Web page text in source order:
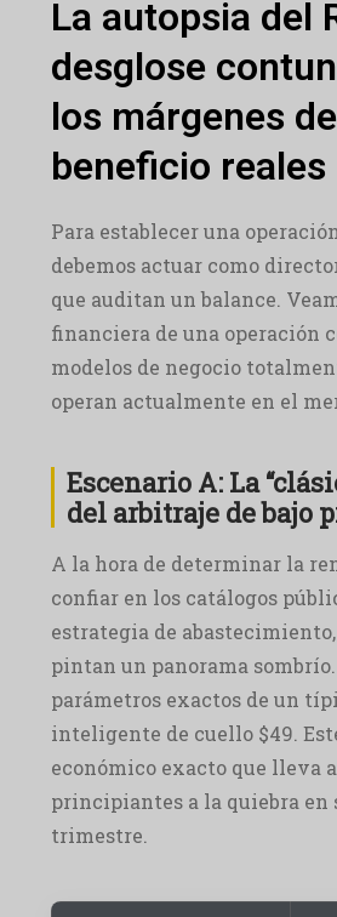
La autopsia del
desglose
los márgenes de
beneficio reales
Para establecer una
debemos actuar como
que auditan un balance.
financiera de una operación
modelos de negocio
operan actualmente en el
Escenario A: La
del arbitraje de bajo
A la hora de determinar la
confiar en los catálogos
estrategia de
pintan un panorama
parámetros exactos de un
inteligente de cuello $49.
económico exacto que lleva a
principiantes a la quiebra en
trimestre.